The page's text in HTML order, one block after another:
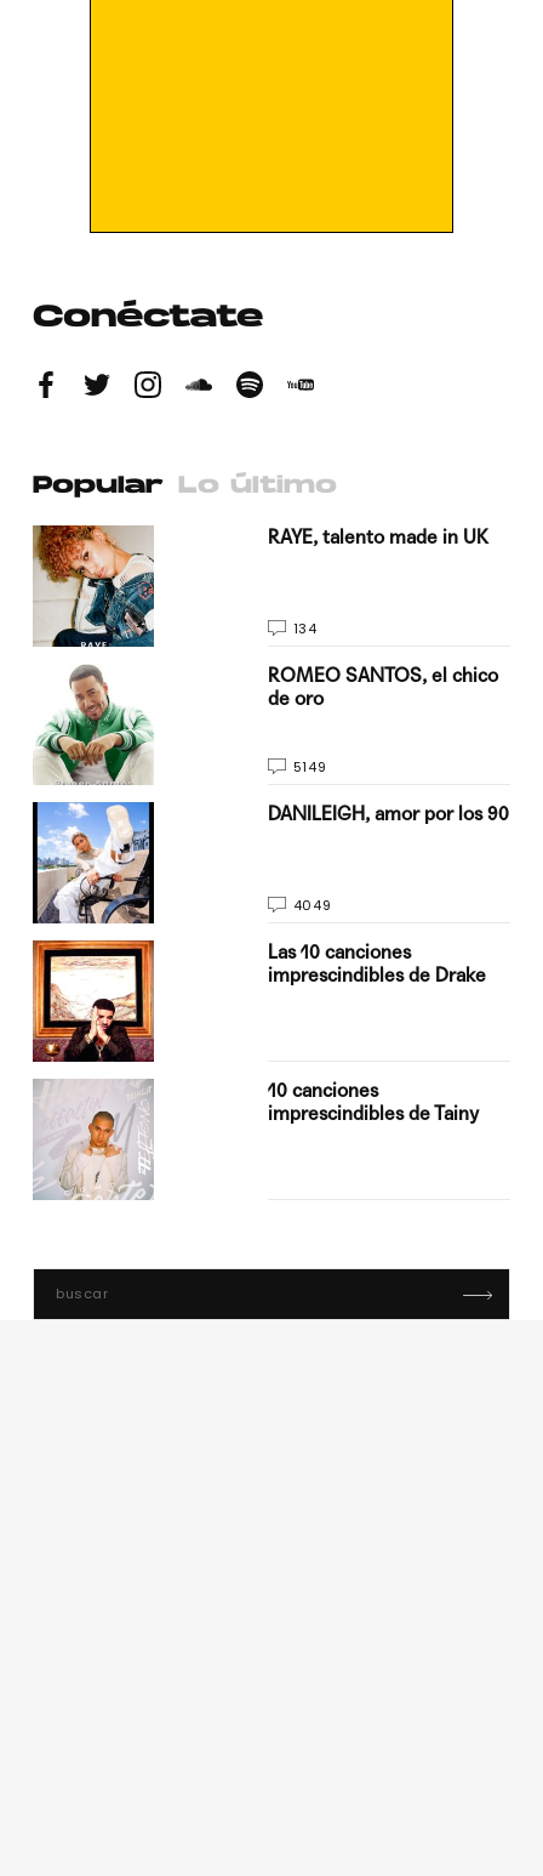
Conéctate
Popular Lo último
RAYE, talento made in UK
134
ROMEO SANTOS, el chico
de oro
5149
DANILEIGH, amor por los 90
4049
Las 10 canciones
imprescindibles de Drake
10 canciones
imprescindibles de Tainy